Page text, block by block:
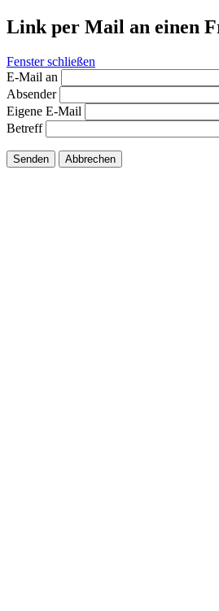
Link per Mail an einen
Fenster schließen
E-Mail an
Absender
Eigene E-Mail
Betreff
Senden Abbrechen